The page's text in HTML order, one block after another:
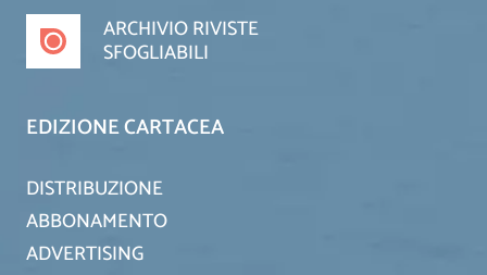
ARCHIVIO RIVISTE
SFOGLIABILI
EDIZIONE CARTACEA
DISTRIBUZIONE
ABBONAMENTO
ADVERTISING